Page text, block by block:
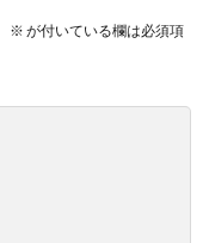
※ が付いている欄は必須項